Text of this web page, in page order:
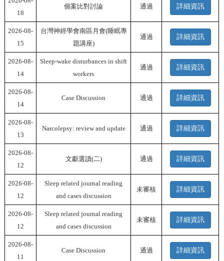
18
個案比對討論 通過 詳細資訊
2026-08-
15
台灣神經學會南區月會(睡眠專
題講座)
通過 詳細資訊
2026-08-
14
Sleep-wake disturbances in shift
workers
通過 詳細資訊
2026-08-
14
Case Discussion 通過 詳細資訊
2026-08-
13
Narcolepsy: review and update 通過 詳細資訊
2026-08-
12
文獻選讀(二) 通過 詳細資訊
2026-08-
12
Sleep related journal reading
and cases discussion
未審核 詳細資訊
2026-08-
12
Sleep related journal reading
and cases discussion
未審核 詳細資訊
2026-08-
11
Case Discussion 通過 詳細資訊